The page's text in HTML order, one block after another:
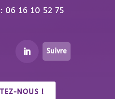
06 16 10 52 75
Suivre
NOUS !